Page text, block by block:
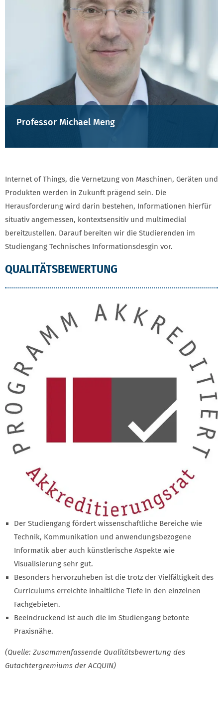
Professor Michael Meng
Internet of Things, die Vernetzung von Maschinen, Geräten und
Produkten werden in Zukunft prägend sein. Die
Herausforderung wird darin bestehen, Informationen hierfür
situativ angemessen, kontextsensitiv und multimedial
bereitzustellen. Darauf bereiten wir die Studierenden im
Studiengang Technisches Informationsdesgin vor.
QUALITÄTSBEWERTUNG
Der Studiengang fördert wissenschaftliche Bereiche wie
Technik, Kommunikation und anwendungsbezogene
Informatik aber auch künstlerische Aspekte wie
Visualisierung sehr gut.
Besonders hervorzuheben ist die trotz der Vielfältigkeit des
Curriculums erreichte inhaltliche Tiefe in den einzelnen
Fachgebieten.
Beeindruckend ist auch die im Studiengang betonte
Praxisnähe.
(Quelle: Zusammenfassende Qualitätsbewertung des
Gutachtergremiums der ACQUIN)